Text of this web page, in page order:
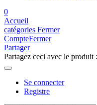
0
Accueil
catégories Fermer
CompteFermer
Partager
Partagez ceci avec le produit :
Se connecter
Registre